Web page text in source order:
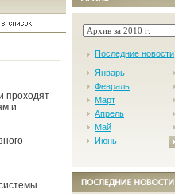
проходят
и
Последние новости
Январь
Февраль
Март
Апрель
Май
Июнь